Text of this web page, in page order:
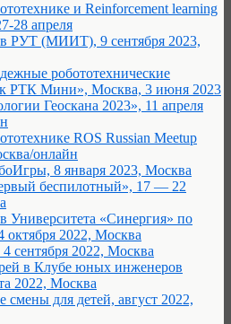
и Reinforcement learning
28 апреля
РУТ (МИИТ), 9 сентября 2023,
робототехнические
РТК Мини», Москва, 3 июня 2023
Геоскана 2023», 11 апреля
ROS Russian Meetup
онлайн
8 января 2023, Москва
беспилотный», 17 — 22
Университета «Синергия» по
октября 2022, Москва
сентября 2022, Москва
в Клубе юных инженеров
2022, Москва
смены для детей, август 2022,